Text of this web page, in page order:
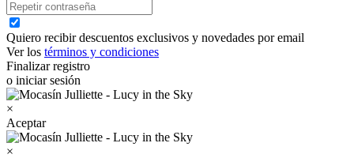
Quiero recibir descuentos exclusivos y novedades por email
Ver los términos y condiciones
Finalizar registro
o iniciar sesión
×
Aceptar
×